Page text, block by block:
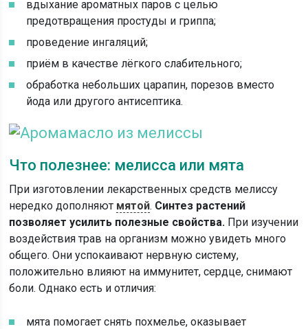
вдыхание ароматных паров с целью
предотвращения простуды и гриппа;
проведение ингаляций;
приём в качестве лёгкого слабительного;
обработка небольших царапин, порезов вместо
йода или другого антисептика.
Что полезнее: мелисса или мята
При изготовлении лекарственных средств мелиссу
нередко дополняют мятой. Синтез растений
позволяет усилить полезные свойства. При изучении
воздействия трав на организм можно увидеть много
общего. Они успокаивают нервную систему,
положительно влияют на иммунитет, сердце, снимают
боли. Однако есть и отличия:
мята помогает снять похмелье, оказывает